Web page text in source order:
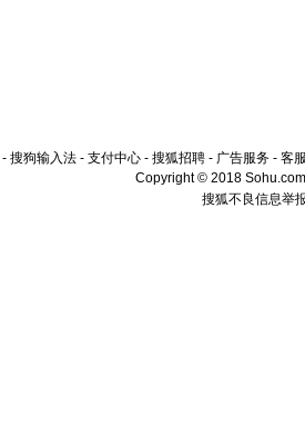
- 搜狗输入法 - 支付中心 - 搜狐招聘 - 广告服务 - 客
Copyright © 2018
搜狐不良信息举